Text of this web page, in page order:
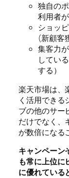
独自の
利用者
ショッ
(新顧客
集客力
してい
する）
楽天市場は、
く活用できる
ブの他のサー
だけでなく、
が数倍になる
キャンペーン
も常に上位に
に優れている